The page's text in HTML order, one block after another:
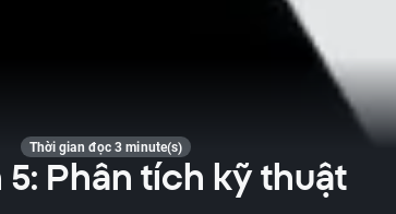
Thời gian đọc 3 minute(s)
Phân tích kỹ thuật